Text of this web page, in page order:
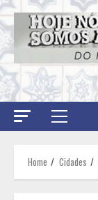
Primary
Home Cidades